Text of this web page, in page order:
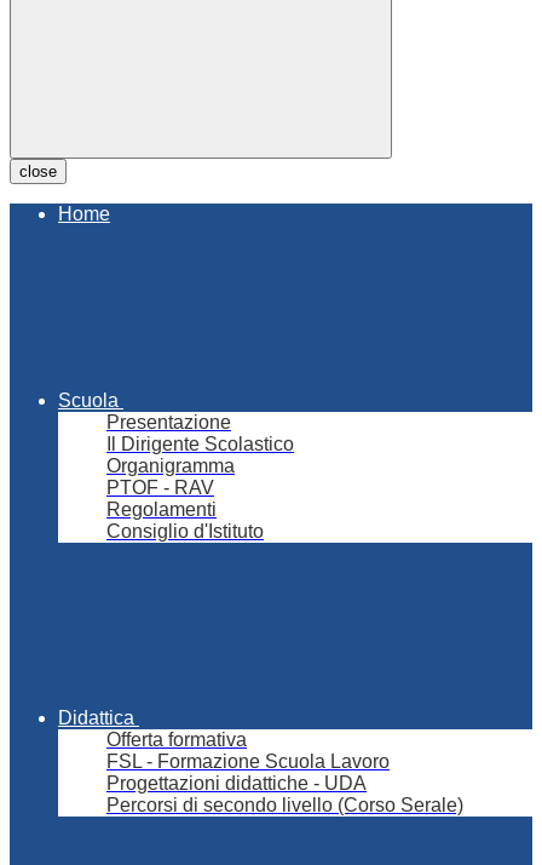
close
Home
Scuola
Presentazione
Il Dirigente Scolastico
Organigramma
PTOF - RAV
Regolamenti
Consiglio d'Istituto
Didattica
Offerta formativa
FSL - Formazione Scuola Lavoro
Progettazioni didattiche - UDA
Percorsi di secondo livello (Corso Serale)